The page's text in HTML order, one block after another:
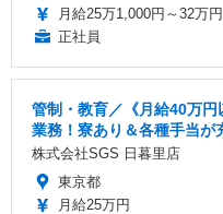
月給25万1,000円～32万円
正社員
管制・教育／《月給40万
業務！寮あり＆各種手当
株式会社SGS 日暮里店
東京都
月給25万円